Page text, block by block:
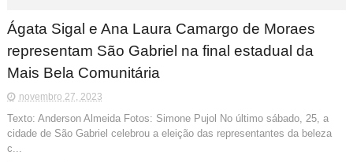
Ágata Sigal e Ana Laura Camargo de Moraes
representam São Gabriel na final estadual da
Mais Bela Comunitária
novembro 27, 2023
Texto: Anderson Almeida Fotos: Simone Pujol No último sábado, 25, a
cidade de São Gabriel celebrou a eleição das representantes da beleza
c...